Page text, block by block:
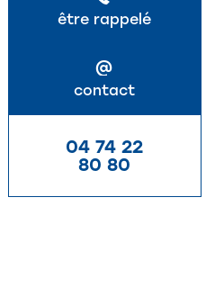
être rappelé
@
contact
04 74 22
80 80